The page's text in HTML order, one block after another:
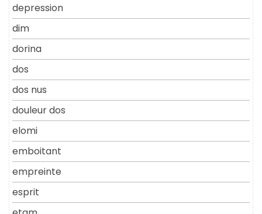
depression
dim
dorina
dos
dos nus
douleur dos
elomi
emboitant
empreinte
esprit